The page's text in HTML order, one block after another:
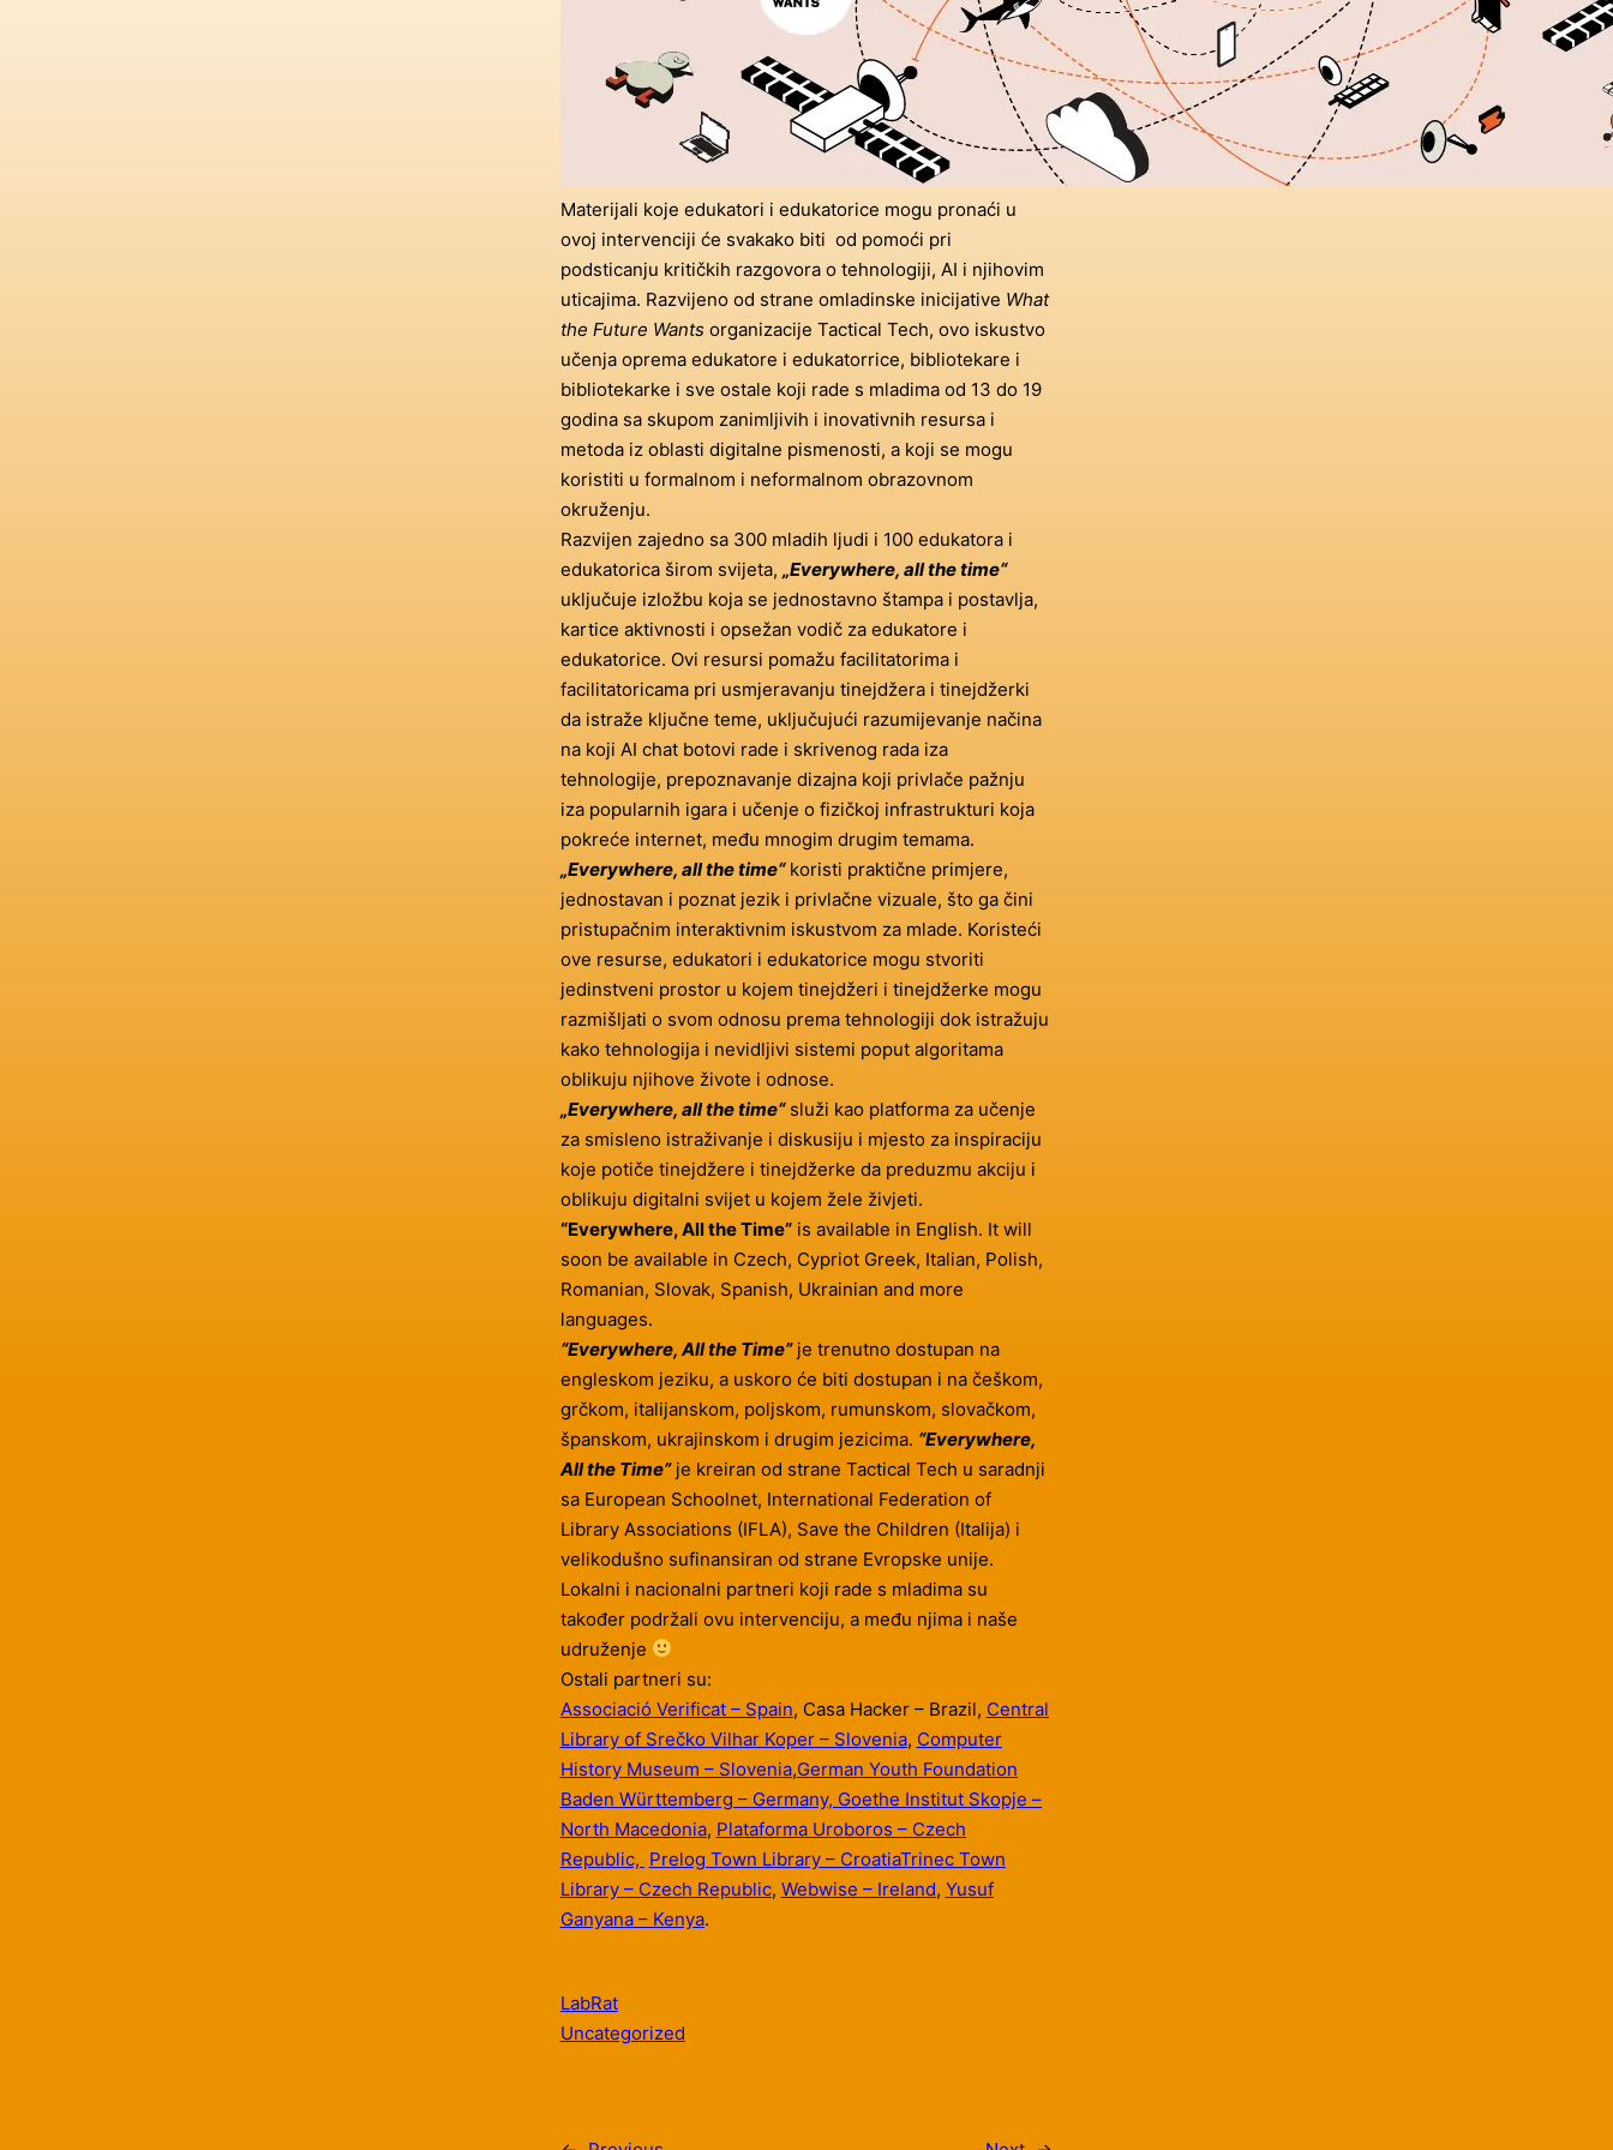
Materijali koje edukatori i edukatorice mogu pronaći u
ovoj intervenciji će svakako biti od pomoći pri
podsticanju kritičkih razgovora o tehnologiji, AI i njihovim
uticajima. Razvijeno od strane omladinske inicijative What
the Future Wantsorganizacije Tactical Tech, ovo iskustvo
učenja oprema edukatore i edukatorrice, bibliotekare i
bibliotekarke i sve ostale koji rade s mladima od 13 do 19
godina sa skupom zanimljivih i inovativnih resursa i
metoda iz oblasti digitalne pismenosti, a koji se mogu
koristiti u formalnom i neformalnom obrazovnom
okruženju.
Razvijen zajedno sa 300 mladih ljudi i 100 edukatora i
edukatorica širom svijeta, „Everywhere, all the time“
uključuje izložbu koja se jednostavno štampa i postavlja,
kartice aktivnosti i opsežan vodič za edukatore i
edukatorice. Ovi resursi pomažu facilitatorima i
facilitatoricama pri usmjeravanju tinejdžera i tinejdžerki
da istraže ključne teme, uključujući razumijevanje načina
na koji AI chat botovi rade i skrivenog rada iza
tehnologije, prepoznavanje dizajna koji privlače pažnju
iza popularnih igara i učenje o fizičkoj infrastrukturi koja
pokreće internet, među mnogim drugim temama.
„Everywhere, all the time“koristi praktične primjere,
jednostavan i poznat jezik i privlačne vizuale, što ga čini
pristupačnim interaktivnim iskustvom za mlade. Koristeći
ove resurse, edukatori i edukatorice mogu stvoriti
jedinstveni prostor u kojem tinejdžeri i tinejdžerke mogu
razmišljati o svom odnosu prema tehnologiji dok istražuju
kako tehnologija i nevidljivi sistemi poput algoritama
oblikuju njihove živote i odnose.
„Everywhere, all the time“služi kao platforma za učenje
za smisleno istraživanje i diskusiju i mjesto za inspiraciju
koje potiče tinejdžere i tinejdžerke da preduzmu akciju i
oblikuju digitalni svijet u kojem žele živjeti.
“Everywhere, All the Time”is available in English. It will
soon be available in Czech, Cypriot Greek, Italian, Polish,
Romanian, Slovak, Spanish, Ukrainian and more
languages.
“Everywhere, All the Time”je trenutno dostupan na
engleskom jeziku, a uskoro će biti dostupan i na češkom,
grčkom, italijanskom, poljskom, rumunskom, slovačkom,
španskom, ukrajinskom i drugim jezicima. “Everywhere,
All the Time”je kreiran od strane Tactical Tech u saradnji
sa European Schoolnet, International Federation of
Library Associations (IFLA), Save the Children (Italija) i
velikodušno sufinansiran od strane Evropske unije.
Lokalni i nacionalni partneri koji rade s mladima su
također podržali ovu intervenciju, a među njima i naše
udruženje
Ostali partneri su:
Associació Verificat – Spain, Casa Hacker – Brazil, Central
Library of Srečko Vilhar Koper – Slovenia, Computer
History Museum – Slovenia,German Youth Foundation
Baden Württemberg – Germany, Goethe Institut Skopje –
North Macedonia, Plataforma Uroboros – Czech
Republic, Prelog Town Library – CroatiaTrinec Town
Library – Czech Republic, Webwise – Ireland, Yusuf
Ganyana – Kenya.
LabRat
Uncategorized